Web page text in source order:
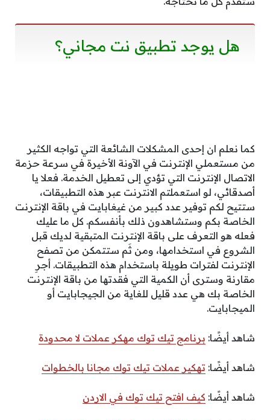
هل يوجد تطبيق نت مجاني؟
كما نعلم ان إحدى المشكلات الشائعة التي تواجه الكثير
من مستعملي الإنترنت في الآونة الأخيرة في سرعة حزمة
الاتصال الإنترنت التي تؤدي إلى تعطيل الخدمة. فعلا يا
أصدقائي، لو استعملتم الانترنت عبر هذه التطبيقات،
ستتيح لكم توفير عدد كبير من غيغابايت في باقة الإنترنت
الخاصة بكم وستشاهدون ذلك بأنفسكم. كل ما عليك
فعله هو التعرف على باقة الإنترنت المتبقية لديك قبل
الشروع في استخدامها، ومن ثَم ستتمكن من تصفح
الإنترنت لفترات طويلة باستخدام هذه التطبيقات. أجرِ
مقارنة وسترى أن الكمية التي فقدتها من باقة الإنترنت
الخاصة بك هي عدد قليل للغاية من الجيجابايت أو
الميجابايت.
شاهد أيضًا: برنامج تيك توك مهكر عملات لا محدودة
شاهد أيضًا: تهكير عملات تيك توك مجانا بالخطوات
شاهد أيضًا: كيف افتح تيك توك في الاردن